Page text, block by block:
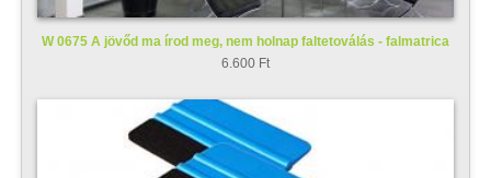
W 0675 A jövőd ma írod meg, nem holnap faltetoválás - falmatrica
6.600 Ft